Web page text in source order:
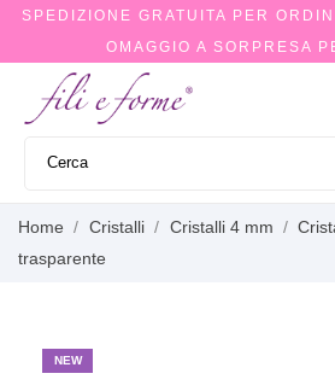
SPEDIZIONE GRATUITA PER
OMAGGIO A SORPRESA
Home Cristalli Cristalli 4 mm
trasparente
NEW